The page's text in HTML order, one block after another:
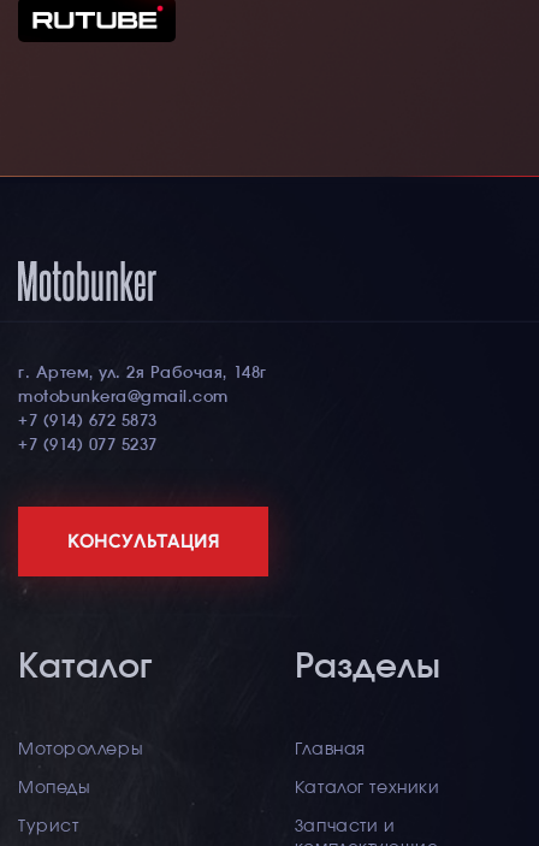
г. Артем, ул. 2я Рабочая, 148г
motobunkera@gmail.com
+7 (914) 672 5873
+7 (914) 077 5237
КОНСУЛЬТАЦИЯ
Каталог
Мотороллеры
Мопеды
Турист
Разделы
Главная
Каталог техники
Запчасти и